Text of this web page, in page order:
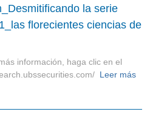
la serie
florecientes ciencias de
información, haga clic en el
Leer más